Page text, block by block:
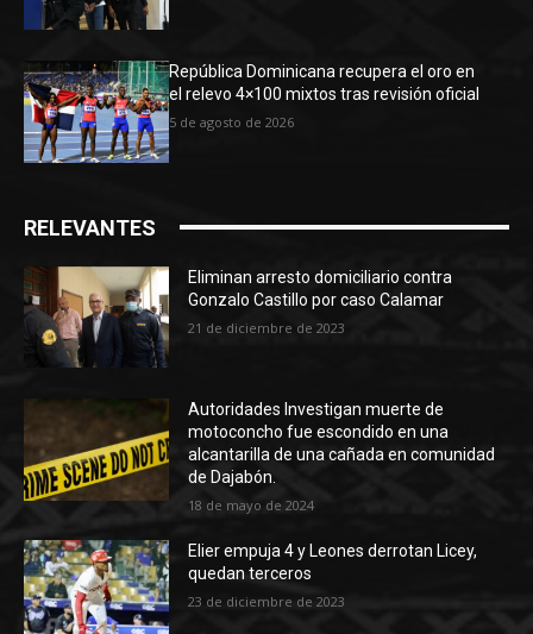
República Dominicana recupera el oro en
el relevo 4×100 mixtos tras revisión oficial
5 de agosto de 2026
RELEVANTES
Eliminan arresto domiciliario contra
Gonzalo Castillo por caso Calamar
21 de diciembre de 2023
Autoridades Investigan muerte de
motoconcho fue escondido en una
alcantarilla de una cañada en comunidad
de Dajabón.
18 de mayo de 2024
Elier empuja 4 y Leones derrotan Licey,
quedan terceros
23 de diciembre de 2023